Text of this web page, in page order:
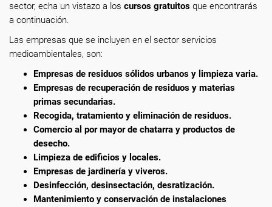
sector, echa un vistazo a los cursos gratuitos que encontrarás
a continuación.
Las empresas que se incluyen en el sector servicios
medioambientales, son:
Empresas de residuos sólidos urbanos y limpieza varia.
Empresas de recuperación de residuos y materias
primas secundarias.
Recogida, tratamiento y eliminación de residuos.
Comercio al por mayor de chatarra y productos de
desecho.
Limpieza de edificios y locales.
Empresas de jardinería y viveros.
Desinfección, desinsectación, desratización.
Mantenimiento y conservación de instalaciones